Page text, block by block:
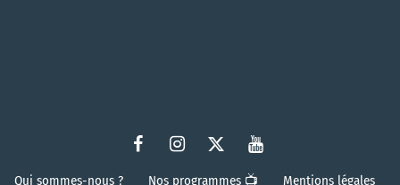
Qui sommes-nous ? Nos programmes 📺 Mentions légales